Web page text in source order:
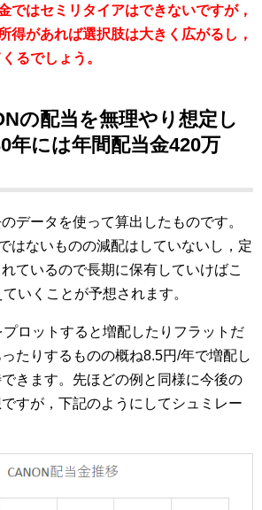
ではセミリタイアはできないですが，
得があれば選択肢は大きく広がるし，
るでしょう。
の配当を無理やり想定し
年には年間配当金420万
データを使って算出したものです。
はないものの減配はしていないし，定
ているので長期に保有していけばこ
いくことが予想されます。
ロットすると増配したりフラットだ
たりするものの概ね8.5円/年で増配し
きます。先ほどの例と同様に今後の
すが，下記のようにしてシュミレー